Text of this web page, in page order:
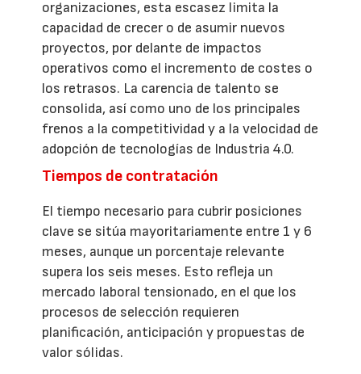
organizaciones, esta escasez limita la
capacidad de crecer o de asumir nuevos
proyectos, por delante de impactos
operativos como el incremento de costes o
los retrasos. La carencia de talento se
consolida, así como uno de los principales
frenos a la competitividad y a la velocidad de
adopción de tecnologías de Industria 4.0.
Tiempos de contratación
El tiempo necesario para cubrir posiciones
clave se sitúa mayoritariamente entre 1 y 6
meses, aunque un porcentaje relevante
supera los seis meses. Esto refleja un
mercado laboral tensionado, en el que los
procesos de selección requieren
planificación, anticipación y propuestas de
valor sólidas.